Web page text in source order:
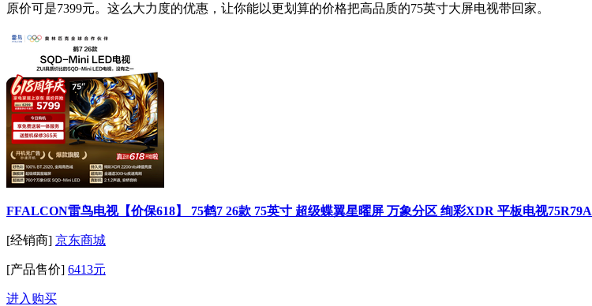
原价可是7399元。这么大力度的优惠，让你能以更划算的价格把高品质的75英寸大屏电视带回家。
FFALCON雷鸟电视【价保618】 75鹤7 26款 75英寸 超级蝶翼星曜屏 万象分区 绚彩XDR 平板电视75R79A
[经销商] 京东商城
[产品售价] 6413元
进入购买